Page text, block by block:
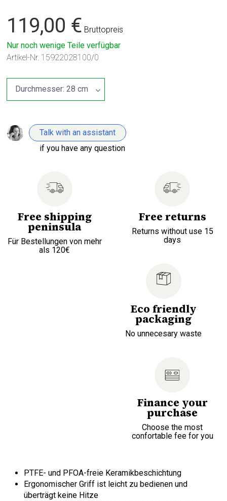
119,00 € Bruttopreis
Nur noch wenige Teile verfügbar
Artikel-Nr. 15922028100/0
Talk with an assistant
if you have any question
Free shipping
peninsula
Für Bestellungen von mehr
als 120€
Free returns
Returns without use 15
days
Eco friendly
packaging
No unnecesary waste
Finance your
purchase
Choose the most
confortable fee for you
PTFE- und PFOA-freie Keramikbeschichtung
Ergonomischer Griff ist leicht zu bedienen und
überträgt keine Hitze